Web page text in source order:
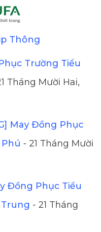
Thông
Trường Tiểu
Tháng Mười Hai,
May Đồng Phục
- 21 Tháng Mười
Đồng Phục Tiểu
- 21 Tháng